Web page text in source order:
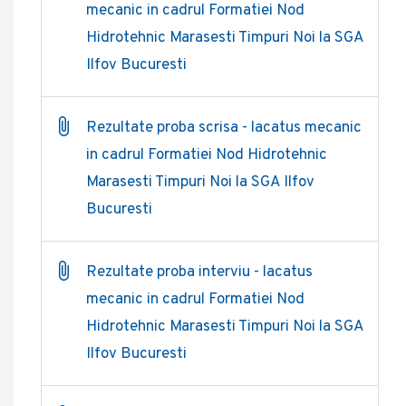
mecanic in cadrul Formatiei Nod
Hidrotehnic Marasesti Timpuri Noi la SGA
Ilfov Bucuresti
Rezultate proba scrisa - lacatus mecanic
in cadrul Formatiei Nod Hidrotehnic
Marasesti Timpuri Noi la SGA Ilfov
Bucuresti
Rezultate proba interviu - lacatus
mecanic in cadrul Formatiei Nod
Hidrotehnic Marasesti Timpuri Noi la SGA
Ilfov Bucuresti